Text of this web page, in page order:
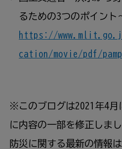
るための3つのポイント
https://
cation/movie/pdf/
※このブログは2021 年4月
に内容の一部を修正 しまし
防災 に 関 する最新の情報は